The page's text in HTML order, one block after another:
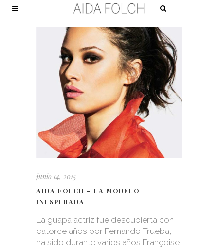
junio 14, 2015
AIDA FOLCH – LA MODELO
INESPERADA
La guapa actriz fue descubierta con
catorce años por Fernando Trueba,
ha sido durante varios años Françoise